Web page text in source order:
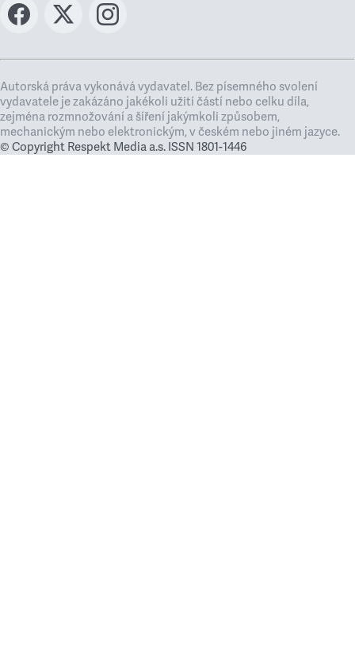
Autorská práva vykonává vydavatel. Bez písemného svolení
vydavatele je zakázáno jakékoli užití částí nebo celku díla,
zejména rozmnožování a šíření jakýmkoli způsobem,
mechanickým nebo elektronickým, v českém nebo jiném jazyce.
© Copyright Respekt Media a.s. ISSN 1801-1446